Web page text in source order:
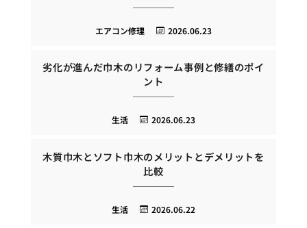
2026.06.23
エアコン修理
劣化が進んだ巾木のリフォーム事例と修繕のポイ
ント
2026.06.23
生活
木質巾木とソフト巾木のメリットとデメリットを
比較
2026.06.22
生活